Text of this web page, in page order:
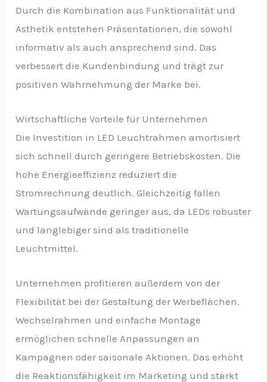
Durch die Kombination aus Funktionalität und
Ästhetik entstehen Präsentationen, die sowohl
informativ als auch ansprechend sind. Das
verbessert die Kundenbindung und trägt zur
positiven Wahrnehmung der Marke bei.
Wirtschaftliche Vorteile für Unternehmen
Die Investition in LED Leuchtrahmen amortisiert
sich schnell durch geringere Betriebskosten. Die
hohe Energieeffizienz reduziert die
Stromrechnung deutlich. Gleichzeitig fallen
Wartungsaufwände geringer aus, da LEDs robuster
und langlebiger sind als traditionelle
Leuchtmittel.
Unternehmen profitieren außerdem von der
Flexibilität bei der Gestaltung der Werbeflächen.
Wechselrahmen und einfache Montage
ermöglichen schnelle Anpassungen an
Kampagnen oder saisonale Aktionen. Das erhöht
die Reaktionsfähigkeit im Marketing und stärkt